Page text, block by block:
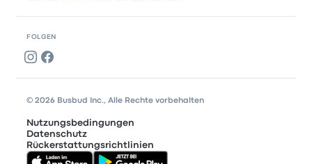
FOLGEN
© 2026 Busbud Inc., Alle Rechte vorbehalten
Nutzungsbedingungen
Datenschutz
Rückerstattungsrichtlinien